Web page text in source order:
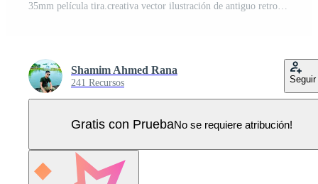
35mm película tira.creativa vector ilustración de antiguo retro película tira marco conjunto aislado en transparente antecedentes. Arte diseño carrete cine tira de película modelo. Vector Pro
Shamim Ahmed Rana
241 Recursos Seguir
Gratis con PruebaNo se requiere atribución!